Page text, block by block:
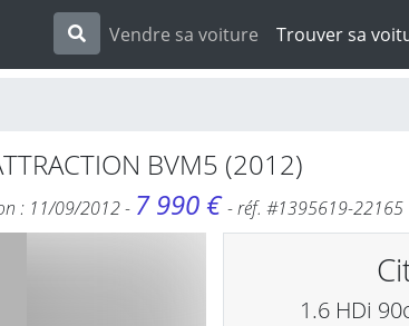
Vendre sa voiture Trouver sa
BVM5 (2012)
: 11/09/2012 - 7 990 €- réf. #1395619-22165
1.6 HDi